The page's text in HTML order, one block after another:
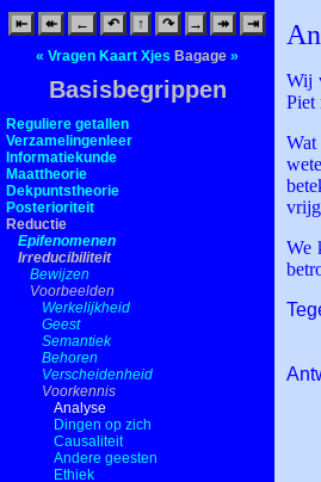
Wij
Piet
Wat
We
⇤ ↞ ← ↶ ↑ ↷ → ↠
⇥
« Vragen Kaart Xjes Bagage »
Basisbegrippen
Reguliere getallen
Verzamelingenleer
Informatiekunde
Maattheorie
Dekpuntstheorie
Posterioriteit
Reductie
Epifenomenen
Irreducibiliteit
Bewijzen
Voorbeelden
Werkelijkheid
Geest
Semantiek
Behoren
Verscheidenheid
Voorkennis
Analyse
Dingen op zich
Causaliteit
Andere geesten
Ethiek